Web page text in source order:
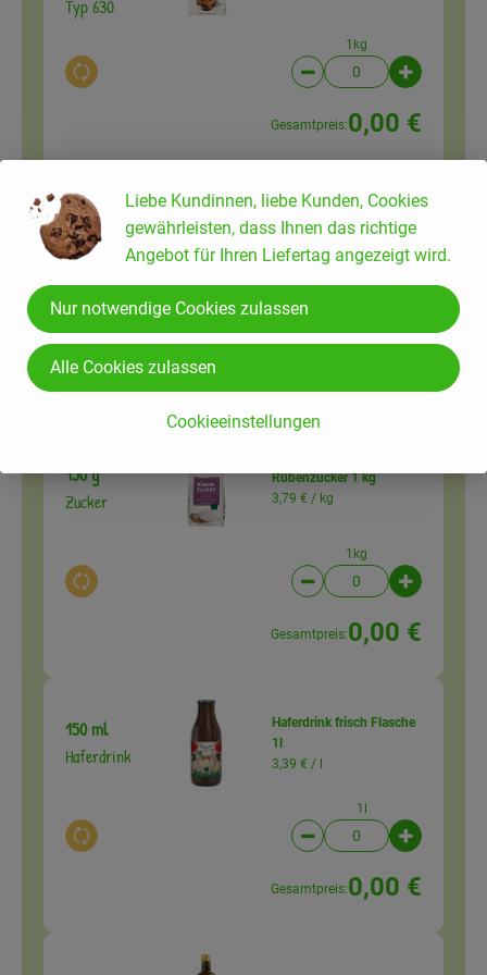
Typ 630
Auswahl ändern
1kg
Artikelanzahl
Gesamtpreis:0,00 €
250 g
Puderzucker
Auswahl ändern
Puderzucker 125 g
Artikelanzahl
150 g
Zucker
Auswahl ändern
Rübenzucker 1 kg
3,79 € / kg
1kg
Artikelanzahl
Gesamtpreis:0,00 €
150 ml
Haferdrink
Auswahl ändern
Haferdrink frisch Flasche
1l
3,39 € / l
1l
Artikelanzahl
Gesamtpreis:0,00 €
Liebe Kundinnen, liebe Kunden, Cookies
gewährleisten, dass Ihnen das richtige
Angebot für Ihren Liefertag angezeigt wird.
Cookieeinstellungen
Nur notwendige Cookies zulassen
Alle Cookies zulassen